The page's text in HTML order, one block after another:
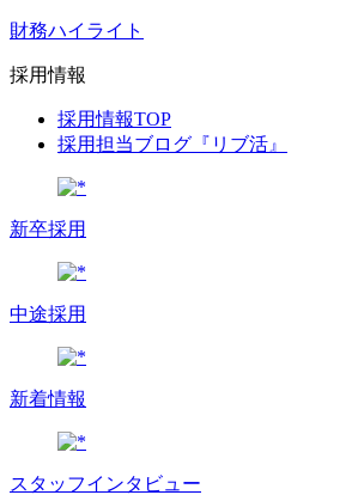
財務ハイライト
採用情報
採用情報TOP
採用担当ブログ『リブ活』
新卒採用
中途採用
新着情報
スタッフインタビュー